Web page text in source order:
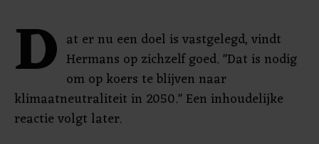
D at er nu een doel is vastgelegd, vindt
Hermans op zichzelf goed. "Dat is nodig
om op koers te blijven naar
klimaatneutraliteit in 2050." Een inhoudelijke
reactie volgt later.